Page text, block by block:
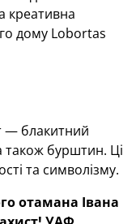
креативна
дому Lobortas
— блакитний
також бурштин. Ці
та символізму.
отамана Івана